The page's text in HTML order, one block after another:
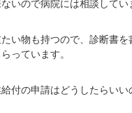
いので病院には相談してい
い物も持つので、診断書
っています。
付の申請はどうしたらいい